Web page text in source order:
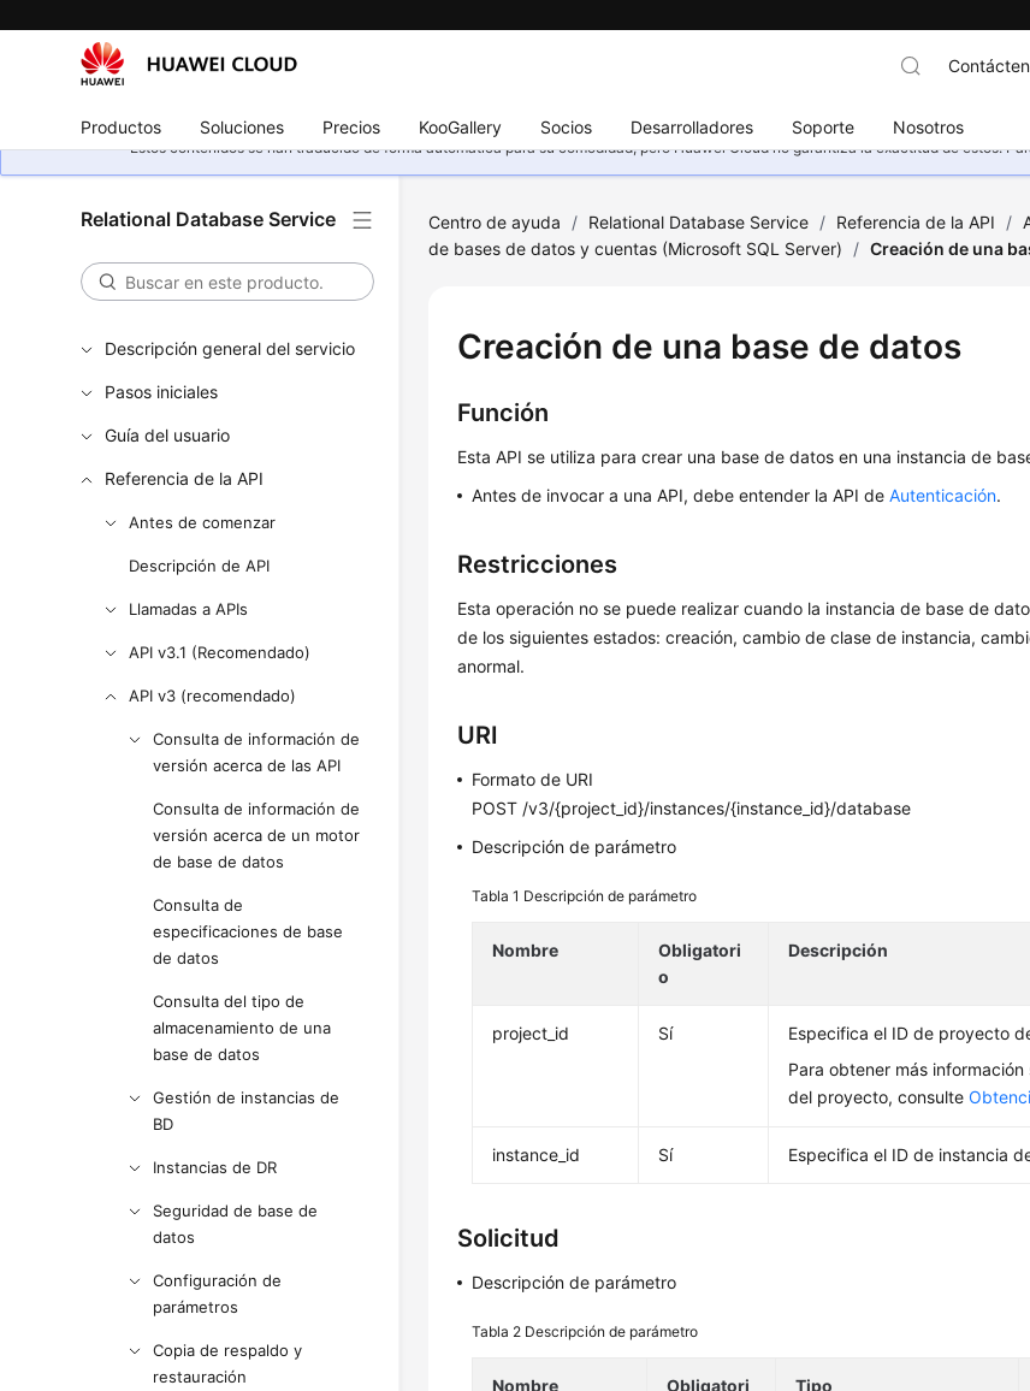
Productos Soluciones Precios KooGallery Socios Desarrolladores Soporte Nosotros
Estos contenidos se han traducido de forma automática para su comodidad, pero Huawei Cloud no garantiza la exactitud de estos.
Relational Database Service
Descripción general del servicio
Pasos iniciales
Guía del usuario
Referencia de la API
Antes de comenzar
Descripción de API
Llamadas a APIs
API v3.1 (Recomendado)
API v3 (recomendado)
Consulta de información de
versión acerca de las API
Consulta de información de
versión acerca de un motor
de base de datos
Consulta de
especificaciones de base
de datos
Consulta del tipo de
almacenamiento de una
base de datos
Gestión de instancias de
BD
Instancias de DR
Seguridad de base de
datos
Configuración de
parámetros
Copia de respaldo y
restauración
Centro de ayuda / Relational Database Service / Referencia de la API /
de bases de datos y cuentas (Microsoft SQL Server)
/ Creación de una
Creación de una base de datos
Función
Esta API se utiliza para crear una base de datos en una instancia de
Antes de invocar a una API, debe entender la API deAutenticación.
Restricciones
Esta operación no se puede realizar cuando la instancia de base de
de los siguientes estados: creación, cambio de clase de instancia,
anormal.
URI
Formato de URI
POST /v3/{project_id}/instances/{instance_id}/database
Descripción de parámetro
Tabla 1 Descripción de parámetro
Nombre
Obligatori
o
Descripción
project_id Sí
Especifica el ID de proyecto
Para obtener más
del proyecto, consulte
instance_id Sí Especifica el ID de instancia
Solicitud
Descripción de parámetro
Tabla 2 Descripción de parámetro
Nombre
Obligatori
Tipo